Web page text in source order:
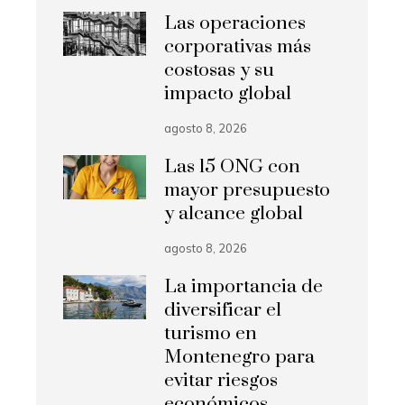
Las operaciones
corporativas más
costosas y su
impacto global
agosto 8, 2026
Las 15 ONG con
mayor presupuesto
y alcance global
agosto 8, 2026
La importancia de
diversificar el
turismo en
Montenegro para
evitar riesgos